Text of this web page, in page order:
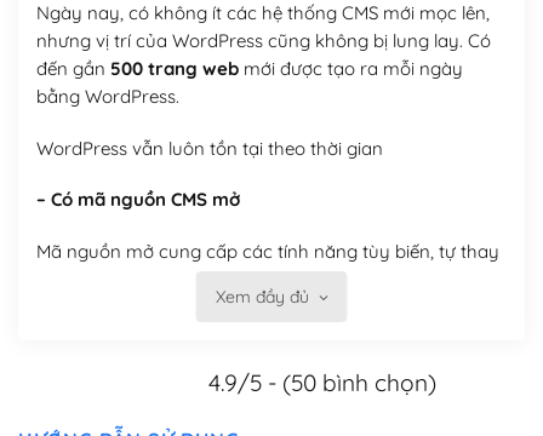
Ngày nay, có không ít các hệ thống CMS mới mọc lên,
nhưng vị trí của WordPress cũng không bị lung lay. Có
đến gần 500 trang webmới được tạo ra mỗi ngày
bằng WordPress.
WordPress vẫn luôn tồn tại theo thời gian
– Có mã nguồn CMS mở
Mã nguồn mở cung cấp các tính năng tùy biến, tự thay
nó theo ý bạn mà không phải sử dụng dịch vụ tại bất
Việc của bạn là đăng ký một tên miền và hosting để
Xem đầy đủ
4.9/5 - (50 bình chọn)